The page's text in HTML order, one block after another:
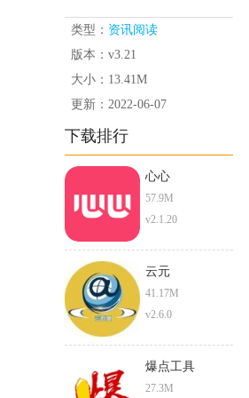
类型： 资讯阅读
版本：v3.21
大小：13.41M
更新：2022-06-07
下载排行
心心
57.9M
v2.1.20
云元
41.17M
v2.6.0
爆点工具
27.3M